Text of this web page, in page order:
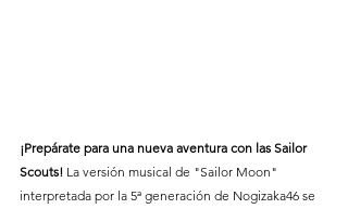
¡Prepárate para una nueva aventura con las Sailor
Scouts! La versión musical de "Sailor Moon"
interpretada por la 5ª generación de Nogizaka46 se